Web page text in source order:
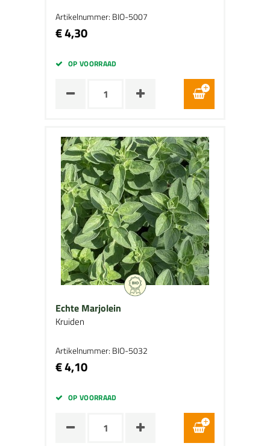
Artikelnummer: BIO-5007
€ 4,30
OP VOORRAAD
Echte Marjolein
Kruiden
Artikelnummer: BIO-5032
€ 4,10
OP VOORRAAD